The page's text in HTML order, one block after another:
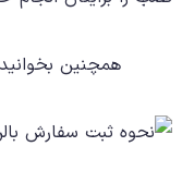
همچنین